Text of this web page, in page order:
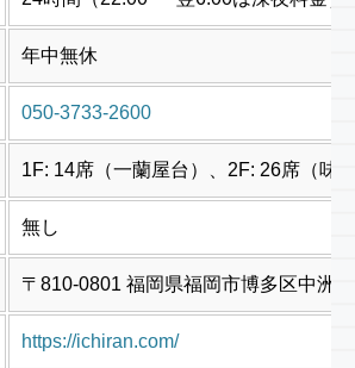
年中無休
050-3733-2600
1F: 14席（一蘭屋台）、2F: 26席（味
無し
〒810-0801 福岡県福岡市博多区中洲
https://ichiran.com/